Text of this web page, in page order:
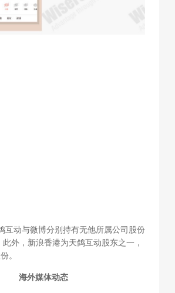
互动与微博分别持有无他所属公司股份
外，新浪香港为天鸽互动股东之一，
。
海外媒体动态